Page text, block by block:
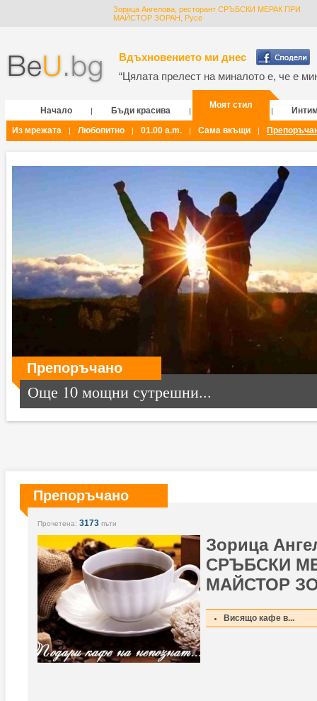
Зорица Ангелова, ресторант СРЪБСКИ МЕРАК ПРИ
МАЙСТОР ЗОРАН, Русе
Вдъхновението ми днес
“Цялата прелест на миналото е, че е
Начало | Бъди красива |
Моят стил
|
Из мрежата
| Любопитно | 01.00 a.m. | Сама вкъщи |
Препоръчано
Още 10 мощни сутрешни...
Препоръчано
Прочетена: 3173 пъти
Зорица
СРЪБСКИ
МАЙСТОР
Висящо кафе в...